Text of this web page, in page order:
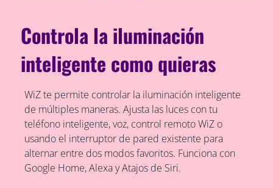
Controla la iluminación
inteligente como quieras
WiZ te permite controlar la iluminación inteligente
de múltiples maneras. Ajusta las luces con tu
teléfono inteligente, voz, control remoto WiZ o
usando el interruptor de pared existente para
alternar entre dos modos favoritos. Funciona con
Google Home, Alexa y Atajos de Siri.